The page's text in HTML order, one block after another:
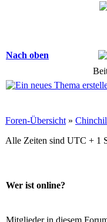
Nach oben
Foren-Übersicht »
Alle Zeiten sind UTC + 1
Wer ist online?
Mitglieder in diesem